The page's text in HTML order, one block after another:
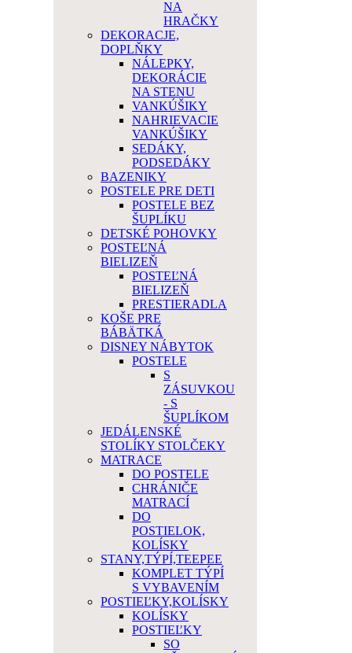
NA
HRAČKY
DEKORACJE,
DOPLŇKY
NÁLEPKY,
DEKORÁCIE
NA STENU
VANKÚŠIKY
NAHRIEVACIE
VANKÚŠIKY
SEDÁKY,
PODSEDÁKY
BAZENIKY
POSTELE PRE DETI
POSTELE BEZ
ŠUPLÍKU
DETSKÉ POHOVKY
POSTEĽNÁ
BIELIZEŇ
POSTEĽNÁ
BIELIZEŇ
PRESTIERADLA
KOŠE PRE
BÁBÄTKÁ
DISNEY NÁBYTOK
POSTELE
S
ZÁSUVKOU
- S
ŠUPLÍKOM
JEDÁLENSKÉ
STOLÍKY STOLČEKY
MATRACE
DO POSTELE
CHRÁNIČE
MATRACÍ
DO
POSTIELOK,
KOLÍSKY
STANY,TÝPÍ,TEEPEE
KOMPLET TÝPÍ
S VYBAVENÍM
POSTIEĽKY,KOLÍSKY
KOLÍSKY
POSTIEĽKY
SO